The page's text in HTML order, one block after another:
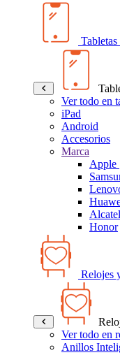
Tabletas
Ver todo en
iPad
Android
Accesorios
Marca
Apple
Alcatel
Honor
Relojes
Ver todo en
Anillos